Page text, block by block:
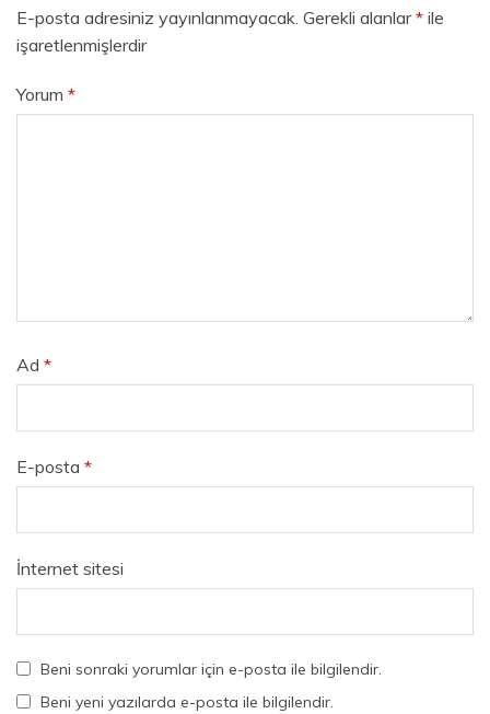
E-posta adresiniz yayınlanmayacak. Gerekli alanlar* ile
işaretlenmişlerdir
Yorum *
Ad *
E-posta *
İnternet sitesi
Beni sonraki yorumlar için e-posta ile bilgilendir.
Beni yeni yazılarda e-posta ile bilgilendir.